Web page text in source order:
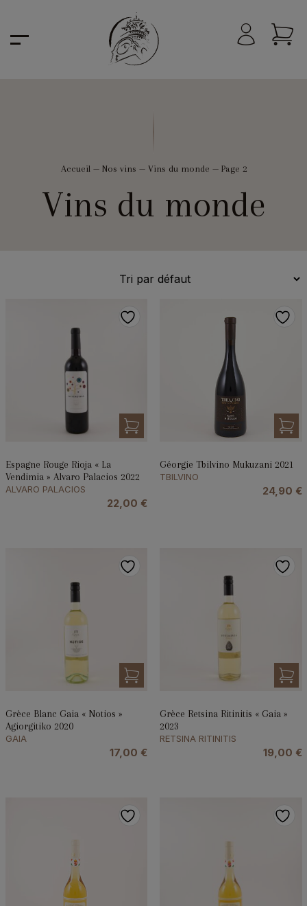
Accueil — Nos vins — Vins du monde — Page 2
Vins du monde
Espagne Rouge Rioja « La
Vendimia » Alvaro Palacios 2022
ALVARO PALACIOS
22,00 €
Géorgie Tbilvino Mukuzani 2021
TBILVINO
24,90 €
Grèce Blanc Gaia « Notios »
Agiorgitiko 2020
GAIA
17,00 €
Grèce Retsina Ritinitis « Gaia »
2023
RETSINA RITINITIS
19,00 €